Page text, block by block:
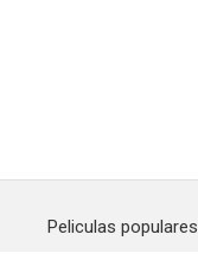
Peliculas populares